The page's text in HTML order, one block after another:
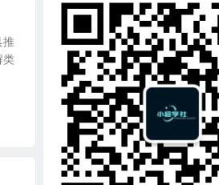
推
类